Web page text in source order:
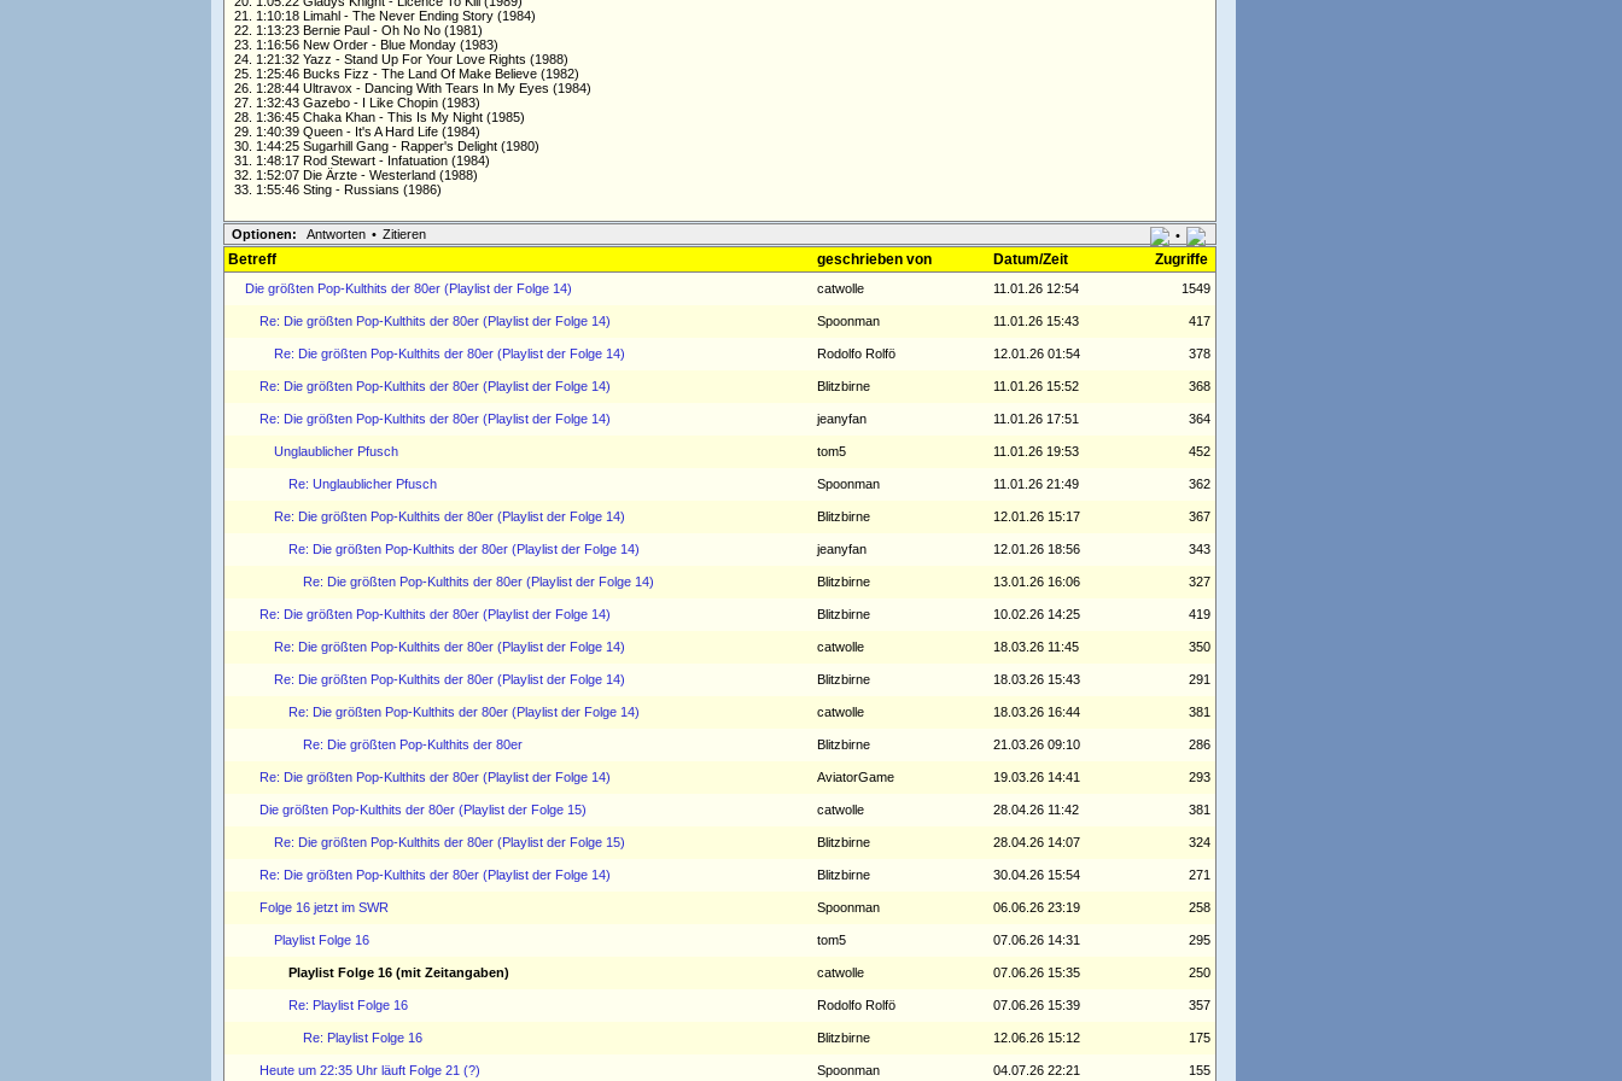
21. 1:10:18 Limahl - The Never Ending Story (1984)
22. 1:13:23 Bernie Paul - Oh No No (1981)
23. 1:16:56 New Order - Blue Monday (1983)
24. 1:21:32 Yazz - Stand Up For Your Love Rights (1988)
25. 1:25:46 Bucks Fizz - The Land Of Make Believe (1982)
26. 1:28:44 Ultravox - Dancing With Tears In My Eyes (1984)
27. 1:32:43 Gazebo - I Like Chopin (1983)
28. 1:36:45 Chaka Khan - This Is My Night (1985)
29. 1:40:39 Queen - It's A Hard Life (1984)
30. 1:44:25 Sugarhill Gang - Rapper's Delight (1980)
31. 1:48:17 Rod Stewart - Infatuation (1984)
32. 1:52:07 Die Ärzte - Westerland (1988)
33. 1:55:46 Sting - Russians (1986)
•
Optionen: Antworten • Zitieren
Betreff geschrieben von Datum/Zeit Zugriffe
Die größten Pop-Kulthits der 80er (Playlist der Folge 14) catwolle 11.01.26 12:54 1549
Re: Die größten Pop-Kulthits der 80er (Playlist der Folge 14) Spoonman 11.01.26 15:43 417
Re: Die größten Pop-Kulthits der 80er (Playlist der Folge 14) Rodolfo Rolfö 12.01.26 01:54 378
Re: Die größten Pop-Kulthits der 80er (Playlist der Folge 14) Blitzbirne 11.01.26 15:52 368
Re: Die größten Pop-Kulthits der 80er (Playlist der Folge 14) jeanyfan 11.01.26 17:51 364
Unglaublicher Pfusch tom5 11.01.26 19:53 452
Re: Unglaublicher Pfusch Spoonman 11.01.26 21:49 362
Re: Die größten Pop-Kulthits der 80er (Playlist der Folge 14) Blitzbirne 12.01.26 15:17 367
Re: Die größten Pop-Kulthits der 80er (Playlist der Folge 14) jeanyfan 12.01.26 18:56 343
Re: Die größten Pop-Kulthits der 80er (Playlist der Folge 14) Blitzbirne 13.01.26 16:06 327
Re: Die größten Pop-Kulthits der 80er (Playlist der Folge 14) Blitzbirne 10.02.26 14:25 419
Re: Die größten Pop-Kulthits der 80er (Playlist der Folge 14) catwolle 18.03.26 11:45 350
Re: Die größten Pop-Kulthits der 80er (Playlist der Folge 14) Blitzbirne 18.03.26 15:43 291
Re: Die größten Pop-Kulthits der 80er (Playlist der Folge 14) catwolle 18.03.26 16:44 381
Re: Die größten Pop-Kulthits der 80er Blitzbirne 21.03.26 09:10 286
Re: Die größten Pop-Kulthits der 80er (Playlist der Folge 14) AviatorGame 19.03.26 14:41 293
Die größten Pop-Kulthits der 80er (Playlist der Folge 15) catwolle 28.04.26 11:42 381
Re: Die größten Pop-Kulthits der 80er (Playlist der Folge 15) Blitzbirne 28.04.26 14:07 324
Re: Die größten Pop-Kulthits der 80er (Playlist der Folge 14) Blitzbirne 30.04.26 15:54 271
Folge 16 jetzt im SWR Spoonman 06.06.26 23:19 258
Playlist Folge 16 tom5 07.06.26 14:31 295
Playlist Folge 16 (mit Zeitangaben) catwolle 07.06.26 15:35 250
Re: Playlist Folge 16 Rodolfo Rolfö 07.06.26 15:39 357
Re: Playlist Folge 16 Blitzbirne 12.06.26 15:12 175
Heute um 22:35 Uhr läuft Folge 21 (?) Spoonman 04.07.26 22:21 155